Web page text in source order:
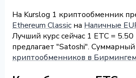
На Kurslog 1 криптообменник
Ethereum Classic на Наличные
Лучший курс сейчас 1 ETC = 5.50
предлагает "Satoshi".
криптообменников в